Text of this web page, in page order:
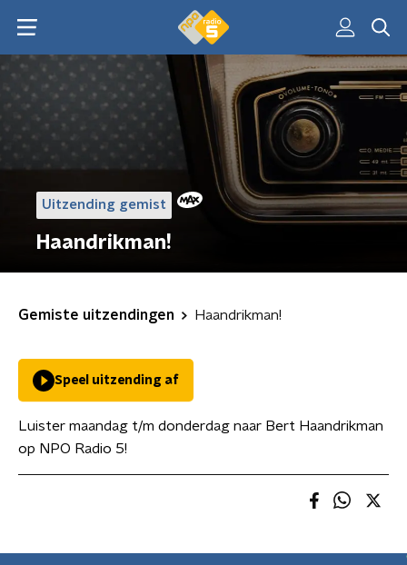
Uitzending gemist
Haandrikman!
Gemiste uitzendingen Haandrikman!
Speel uitzending af
Luister maandag t/m donderdag naar Bert Haandrikman
op NPO Radio 5!